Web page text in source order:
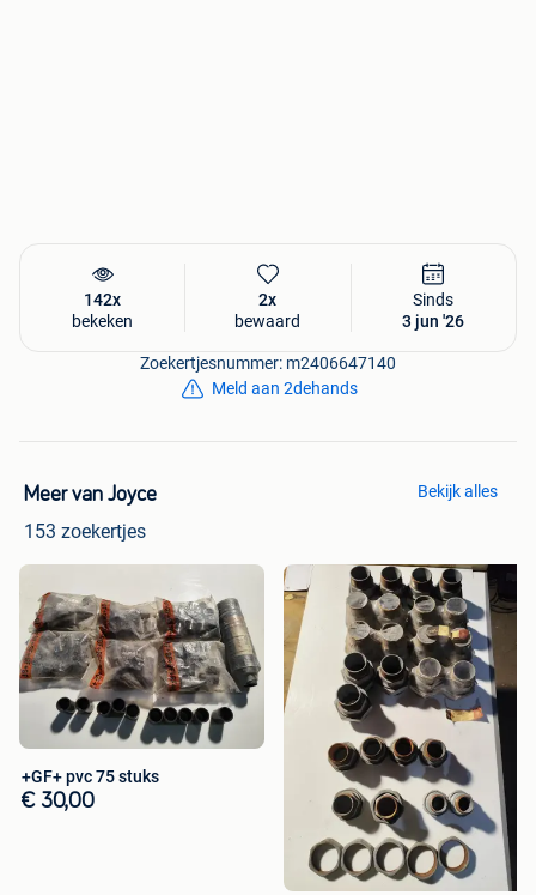
142x
bekeken
2x
bewaard
Sinds
3 jun '26
Zoekertjesnummer: m2406647140
Meld aan 2dehands
Meer van Joyce
153 zoekertjes
Bekijk alles
+GF+ pvc 75 stuks
€ 30,00